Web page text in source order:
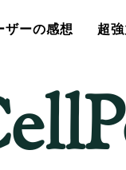
ザーの感想 超